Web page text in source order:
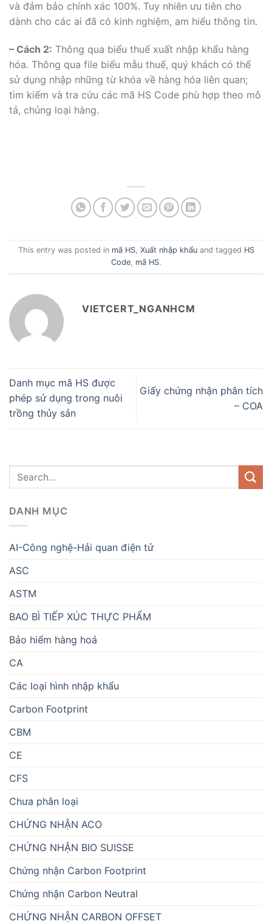
và đảm bảo chính xác 100%. Tuy nhiên ưu tiên cho
dành cho các ai đã có kinh nghiệm, am hiểu thông tin.
– Cách 2: Thông qua biểu thuế xuất nhập khẩu hàng
hóa. Thông qua file biểu mẫu thuế, quý khách có thể
sử dụng nhập những từ khóa về hàng hóa liên quan;
tìm kiếm và tra cứu các mã HS Code phù hợp theo mô
tả, chủng loại hàng.
This entry was posted in mã HS, Xuất nhập khẩuand tagged HS
Code, mã HS.
VIETCERT_NGANHCM
Danh mục mã HS được
phép sử dụng trong nuôi
trồng thủy sản
Giấy chứng nhận phân tích
– COA
DANH MỤC
AI-Công nghệ-Hải quan điện tử
ASC
ASTM
BAO BÌ TIẾP XÚC THỰC PHẨM
Bảo hiểm hàng hoá
CA
Các loại hình nhập khẩu
Carbon Footprint
CBM
CE
CFS
Chưa phân loại
CHỨNG NHẬN ACO
CHỨNG NHẬN BIO SUISSE
Chứng nhận Carbon Footprint
Chứng nhận Carbon Neutral
CHỨNG NHẬN CARBON OFFSET